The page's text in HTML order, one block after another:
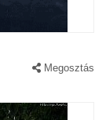
Megosztás